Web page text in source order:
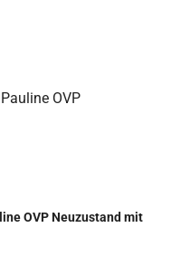
OVP Neu­zu­stand mit